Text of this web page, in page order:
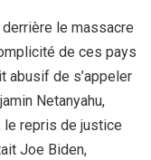
derrière le massacre
de ces pays
abusif de s’appeler
Netanyahu,
le repris de justice
Joe Biden,